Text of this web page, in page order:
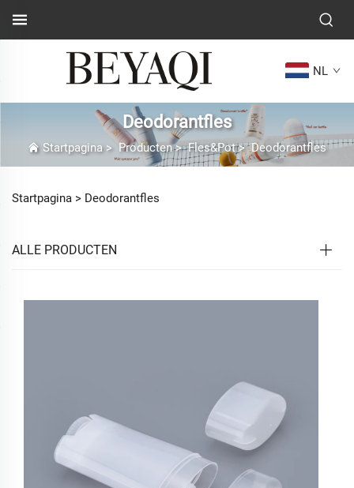
NL
Deodorantfles
Startpagina> Producten>Fles&Pot>Deodorantfles
Startpagina > Deodorantfles
ALLE PRODUCTEN